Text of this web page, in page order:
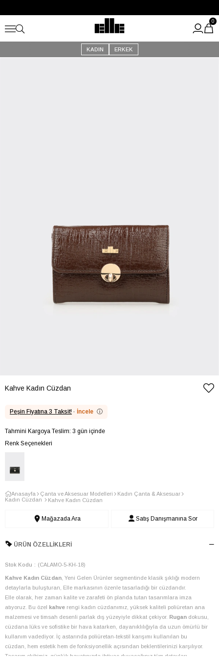
Kargo Ücretsiz!
KADIN ERKEK
0
Kahve Kadın Cüzdan
Peşin Fiyatına 3 Taksit! · İncele ⓘ
Tahmini Kargoya Teslim: 3 gün içinde
Renk Seçenekleri
Anasayfa Çanta ve Aksesuar Modelleri
Kadın Çanta & Aksesuar
Kadın Cüzdan
Kahve Kadın Cüzdan
Mağazada Ara Satış Danışmanına Sor
ÜRÜN ÖZELLIKLERI
Stok Kodu (CALAMO-5-KH-18)
Kahve Kadın Cüzdan , Yeni Gelen Ürünler segmentinde klasik şıklığı modern
detaylarla buluşturan, Elle markasının özenle tasarladığı bir cüzdandır.
Elle olarak, her zaman kalite ve zarafeti ön planda tutan tasarımlara imza
atıyoruz. Bu özel kahve rengi kadın cüzdanımız, yüksek kaliteli poliüretan ana
malzemesi ve timsah desenli parlak dış yüzeyiyle dikkat çekiyor. Rugan dokusu,
cüzdana lüks ve sofistike bir hava katarken, dayanıklılığıyla da uzun ömürlü bir
kullanım vadediyor. İç astarında poliüretan-tekstil karışımı kullanılan bu
cüzdan, hem estetik hem de fonksiyonellik açısından beklentilerinizi karşılıyor.